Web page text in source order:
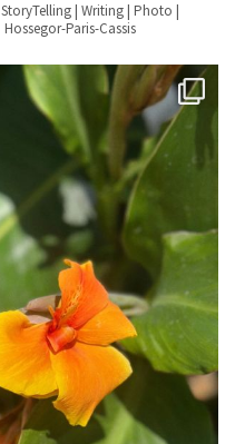
StoryTelling | Writing | Photo |
Hossegor-Paris-Cassis